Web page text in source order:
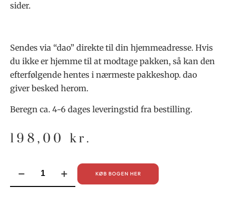
sider.
Sendes via “dao” direkte til din hjemmeadresse. Hvis
du ikke er hjemme til at modtage pakken, så kan den
efterfølgende hentes i nærmeste pakkeshop. dao
giver besked herom.
Beregn ca. 4-6 dages leveringstid fra bestilling.
198,00 kr.
KØB BOGEN HER